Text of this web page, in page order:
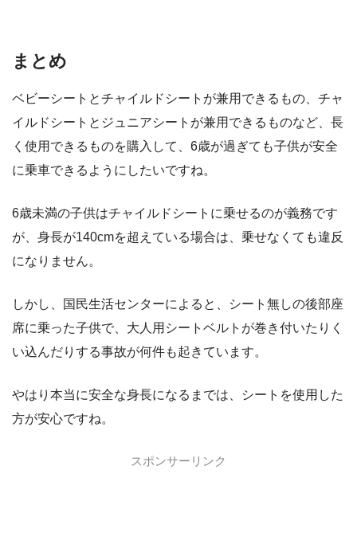
まとめ
ベビーシートとチャイルドシートが兼用できるもの、チャ
イルドシートとジュニアシートが兼用できるものなど、長
く使用できるものを購入して、6歳が過ぎても子供が安全
に乗車できるようにしたいですね。
6歳未満の子供はチャイルドシートに乗せるのが義務です
が、身長が140cmを超えている場合は、乗せなくても違反
になりません。
しかし、国民生活センターによると、シート無しの後部座
席に乗った子供で、大人用シートベルトが巻き付いたりく
い込んだりする事故が何件も起きています。
やはり本当に安全な身長になるまでは、シートを使用した
方が安心ですね。
スポンサーリンク